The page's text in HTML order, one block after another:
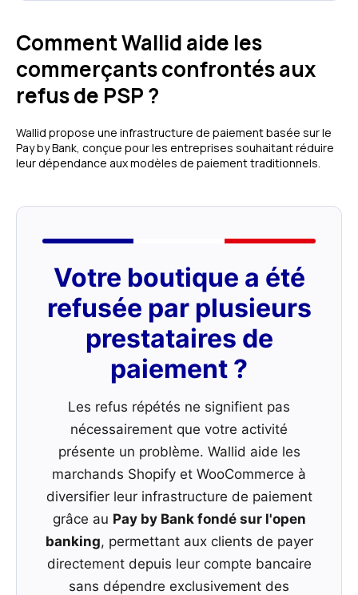
Comment Wallid aide les
commerçants confrontés aux
refus de PSP ?
Wallid propose une infrastructure de paiement basée sur le
Pay by Bank, conçue pour les entreprises souhaitant réduire
leur dépendance aux modèles de paiement traditionnels.
Votre boutique a été
refusée par plusieurs
prestataires de
paiement ?
Les refus répétés ne signifient pas
nécessairement que votre activité
présente un problème. Wallid aide les
marchands Shopify et WooCommerce à
diversifier leur infrastructure de paiement
grâce au Pay by Bank fondé sur l'open
banking, permettant aux clients de payer
directement depuis leur compte bancaire
sans dépendre exclusivement des